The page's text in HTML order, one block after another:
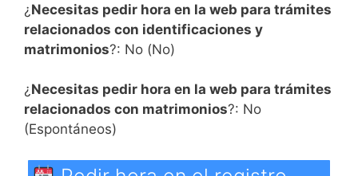
¿ Necesitas pedir hora en la web para trámites
relacionados con identificaciones y
matrimonios?: No (No)
¿ Necesitas pedir hora en la web para trámites
relacionados con matrimonios?: No
(Espontáneos)